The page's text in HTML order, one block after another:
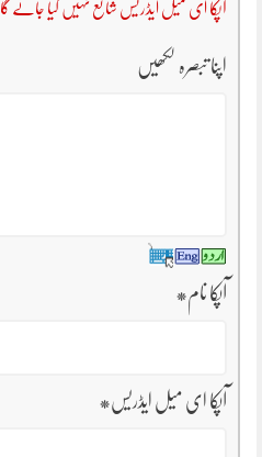
آپکا ای میل ایڈریس شائع نہیں کیا جائے گا
اپنا تبصرہ لکھیں
آپکا نام*
آپکا ای میل ایڈریس*